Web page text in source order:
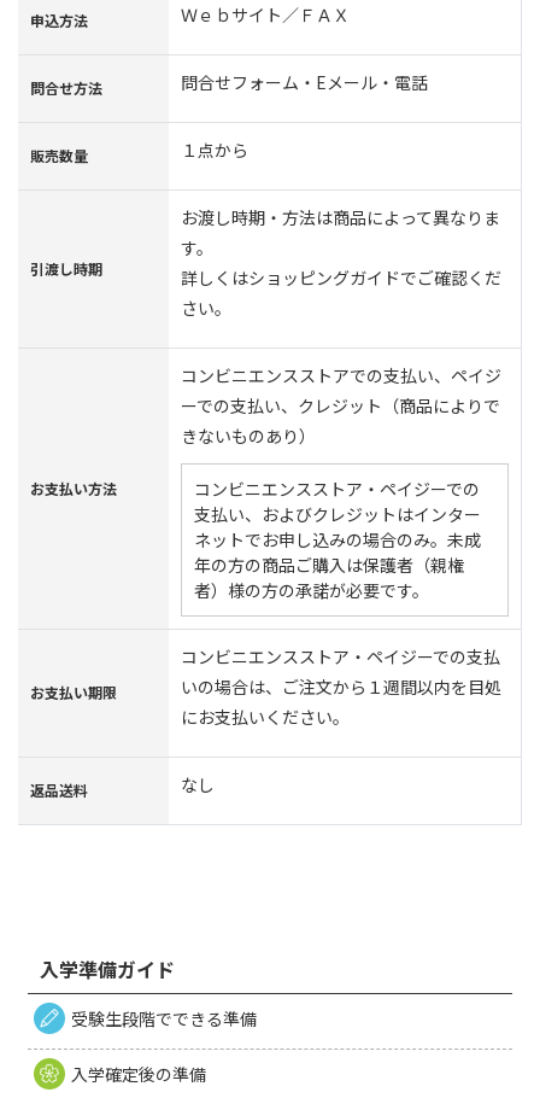
申込方法 Ｗｅｂサイト／ＦＡＸ
問合せ方法 問合せフォーム・Eメール・電話
販売数量 １点から
引渡し時期
お渡し時期・方法は商品によって異なりま
す。
詳しくはショッピングガイドでご確認くだ
さい。
お支払い方法
コンビニエンスストアでの支払い、ペイジ
ーでの支払い、クレジット（商品によりで
きないものあり）
コンビニエンスストア・ペイジーでの
支払い、およびクレジットはインター
ネットでお申し込みの場合のみ。未成
年の方の商品ご購入は保護者（親権
者）様の方の承諾が必要です。
お支払い期限
コンビニエンスストア・ペイジーでの支払
いの場合は、ご注文から１週間以内を目処
にお支払いください。
返品送料 なし
入学準備ガイド
受験生段階でできる準備
入学確定後の準備